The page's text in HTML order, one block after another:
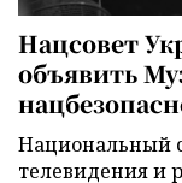
Нацсовет
объявить
Национальный
телевидения и